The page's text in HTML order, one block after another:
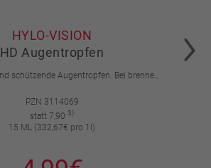
HYLO-VISION
HD Augentropfen
PZN 3114069
statt 7,90 3)
15 ML (332,67€ pro 1l)